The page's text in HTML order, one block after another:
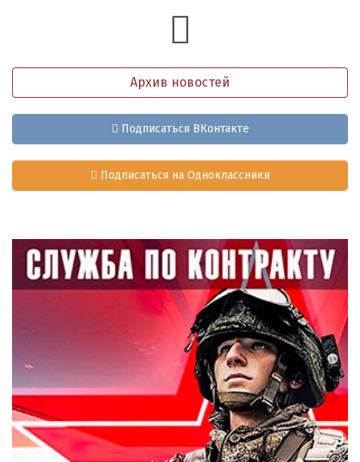
Архив новостей
Подписаться ВКонтакте
Подписаться на Одноклассники